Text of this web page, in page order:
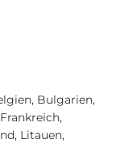
Bulgarien,
Litauen,